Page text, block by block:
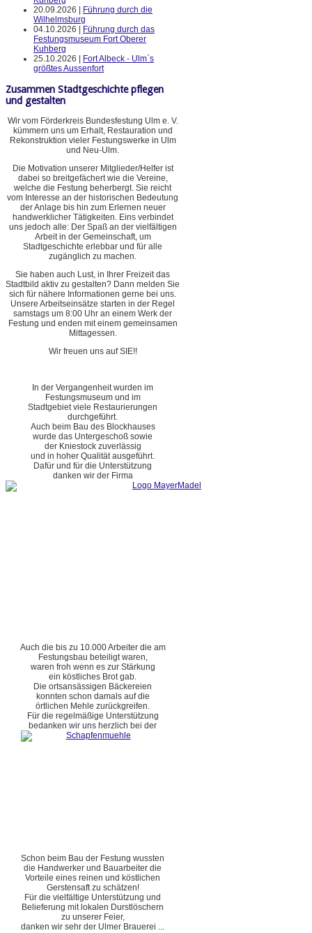
20.09.2026 |
Führung durch die
Wilhelmsburg
04.10.2026 |
Führung durch das
Festungsmuseum Fort Oberer
Kuhberg
25.10.2026 |
Fort Albeck - Ulm`s
größtes Aussenfort
Zusammen Stadtgeschichte pflegen
und gestalten
Wir vom Förderkreis Bundesfestung Ulm e. V.
kümmern uns um Erhalt, Restauration und
Rekonstruktion vieler Festungswerke in Ulm
und Neu-Ulm.
Die Motivation unserer Mitglieder/Helfer ist
dabei so breitgefächert wie die Vereine,
welche die Festung beherbergt. Sie reicht
vom Interesse an der historischen Bedeutung
der Anlage bis hin zum Erlernen neuer
handwerklicher Tätigkeiten. Eins verbindet
uns jedoch alle: Der Spaß an der vielfältigen
Arbeit in der Gemeinschaft, um
Stadtgeschichte erlebbar und für alle
zugänglich zu machen.
Sie haben auch Lust, in Ihrer Freizeit das
Stadtbild aktiv zu gestalten? Dann melden Sie
sich für nähere Informationen gerne bei uns.
Unsere Arbeitseinsätze starten in der Regel
samstags um 8:00 Uhr an einem Werk der
Festung und enden mit einem gemeinsamen
Mittagessen.
Wir freuen uns auf SIE!!
In der Vergangenheit wurden im
Festungsmuseum und im
Stadtgebiet viele Restaurierungen
durchgeführt.
Auch beim Bau des Blockhauses
wurde das Untergeschoß sowie
der Kniestock zuverlässig
und in hoher Qualität ausgeführt.
Dafür und für die Unterstützung
danken wir der Firma
Auch die bis zu 10.000 Arbeiter die am
Festungsbau beteiligt waren,
waren froh wenn es zur Stärkung
ein köstliches Brot gab.
Die ortsansässigen Bäckereien
konnten schon damals auf die
örtlichen Mehle zurückgreifen.
Für die regelmäßige Unterstützung
bedanken wir uns herzlich bei der
Schon beim Bau der Festung wussten
die Handwerker und Bauarbeiter die
Vorteile eines reinen und köstlichen
Gerstensaft zu schätzen!
Für die vielfältige Unterstützung und
Belieferung mit lokalen Durstlöschern
zu unserer Feier,
danken wir sehr der Ulmer Brauerei ...